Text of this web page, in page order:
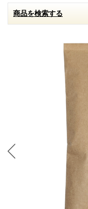
商品を検索する